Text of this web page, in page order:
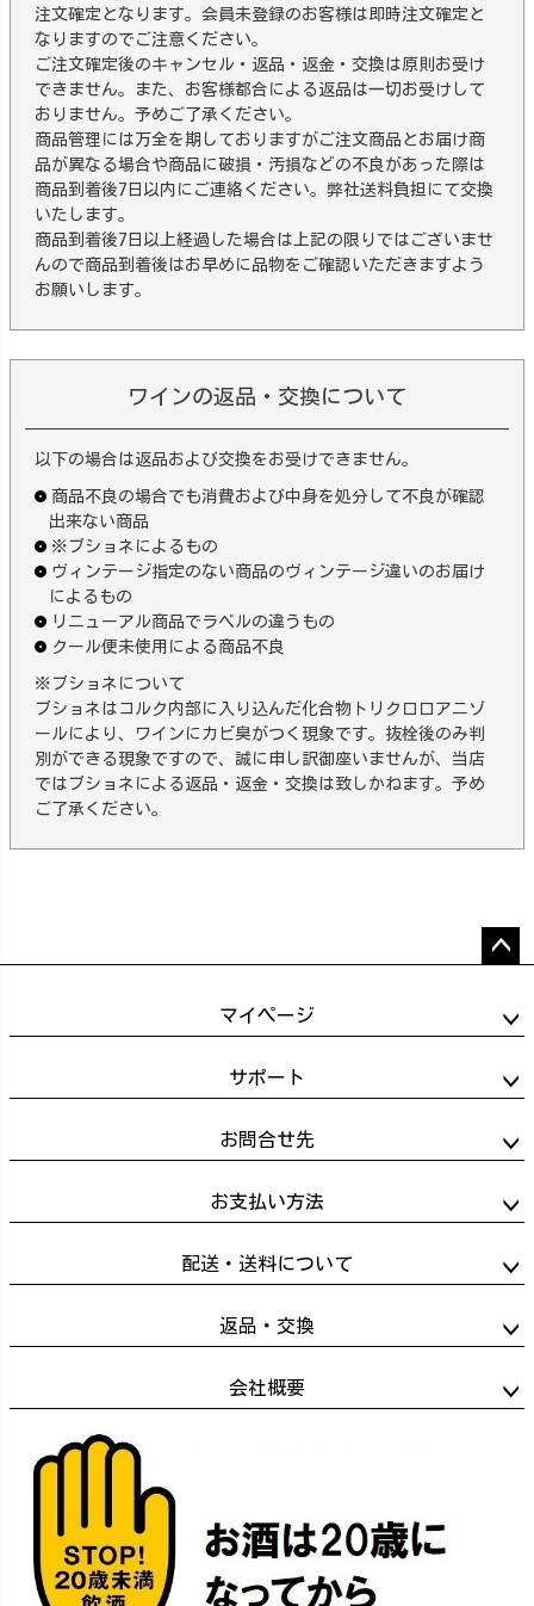
注文確定となります。会員未登録のお客様は即時注文確定と
なりますのでご注意ください。
ご注文確定後のキャンセル・返品・返金・交換は原則お受け
できません。また、お客様都合による返品は一切お受けして
おりません。予めご了承ください。
商品管理には万全を期しておりますがご注文商品とお届け商
品が異なる場合や商品に破損・汚損などの不良があった際は
商品到着後7日以内にご連絡ください。弊社送料負担にて交換
いたします。
商品到着後7日以上経過した場合は上記の限りではございませ
んので商品到着後はお早めに品物をご確認いただきますよう
お願いします。
ワインの返品・交換について
以下の場合は返品および交換をお受けできません。
商品不良の場合でも消費および中身を処分して不良が確認
出来ない商品
※ブショネによるもの
ヴィンテージ指定のない商品のヴィンテージ違いのお届け
によるもの
リニューアル商品でラベルの違うもの
クール便未使用による商品不良
※ブショネについて
ブショネはコルク内部に入り込んだ化合物トリクロロアニゾ
ールにより、ワインにカビ臭がつく現象です。抜栓後のみ判
別ができる現象ですので、誠に申し訳御座いませんが、当店
ではブショネによる返品・返金・交換は致しかねます。予め
ご了承ください。
ップ
マイページ
サポート
お問合せ先
お支払い方法
配送・送料について
返品・交換
会社概要